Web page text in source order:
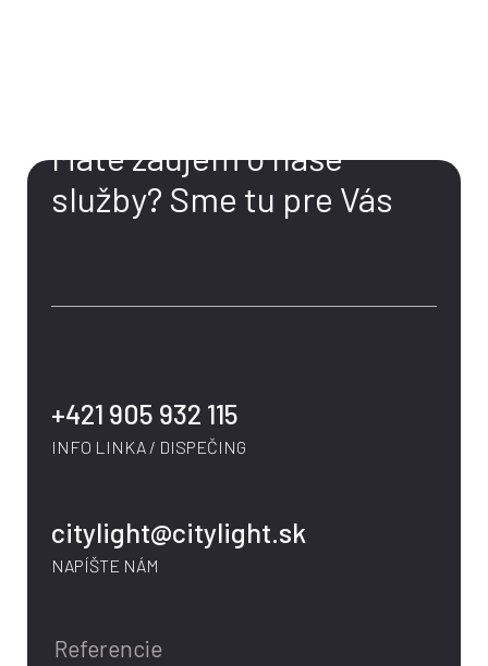
Máte záujem o naše
služby? Sme tu pre Vás
+421 905 932 115
INFO LINKA / DISPEČING
citylight@citylight.sk
NAPÍŠTE NÁM
Referencie